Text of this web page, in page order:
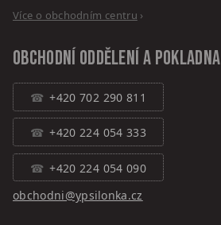
Více o obchodním centru ›
Obchodní oddělení a pokladna
+420 702 290 811
+420 224 054 333
+420 224 054 090
obchodni@ypsilonka.cz